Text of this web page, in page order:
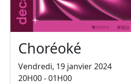
Choréoké
Vendredi, 19 janvier 2024
20H00 - 01H00